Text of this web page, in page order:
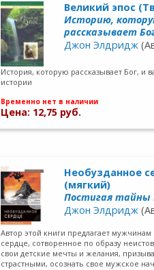
Великий эпос
Историю,
рассказывает
Джон Элдридж
История, которую рассказывает Бог, и
истории
Временно нет в наличии
Цена: 12,75 руб.
Необузданное
(мягкий)
Постигая тайны
Джон Элдридж
Автор этой книги предлагает
сердце, сотворенное по образу
свои детские мечты и желания,
страстными, осознать свое мужское